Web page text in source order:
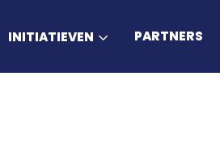
INITIATIEVEN PARTNERS